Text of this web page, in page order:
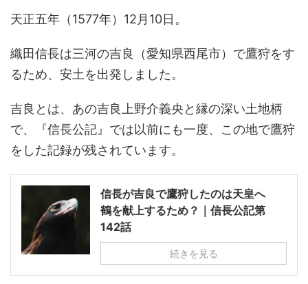
天正五年（1577年）12月10日。
織田信長は三河の吉良（愛知県西尾市）で鷹狩をす
るため、安土を出発しました。
吉良とは、あの吉良上野介義央と縁の深い土地柄
で、『信長公記』では以前にも一度、この地で鷹狩
をした記録が残されています。
信長が吉良で鷹狩したのは天皇へ
鶴を献上するため？｜信長公記第
142話
続きを見る